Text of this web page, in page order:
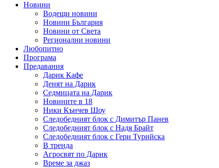
Новини
Водещи новини
Новини България
Новини от Света
Регионални новини
Любопитно
Програма
Предавания
Дарик Кафе
Денят на Дарик
Седмицата на Дарик
Новините в 18
Ники Кънчев Шоу
Следобедният блок с Димитър Панев
Следобедният блок с Надя Брайт
Следобедният блок с Гери Турийска
В тренда
Агросвят по Дарик
Време за джаз